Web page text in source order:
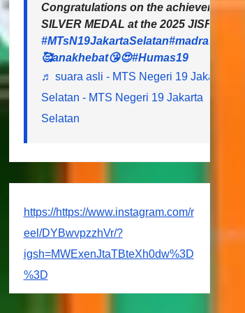
Congratulations on the achievements
SILVER MEDAL at the 2025 JISF
#MTsN19JakartaSelatan
🥰anakhebat😘😍#Humas19
♬ suara asli - MTS Negeri 19 Jakarta
Selatan - MTS Negeri 19 Jakarta
Selatan
https://https://www.instagram.com/r
eel/DYBwvpzzhVr/?
igsh=MWExenJtaTBteXh0dw%3D
%3D